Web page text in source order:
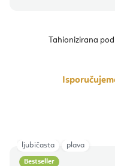
Tahionizirana
Bestseller
ljubičasta plava